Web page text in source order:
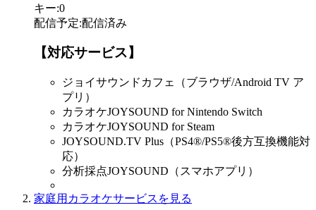
キー:0
配信予定:配信済み
【対応サービス】
ジョイサウンドカフェ（ブラウザ/Android TV ア
プリ）
カラオケJOYSOUND for Nintendo Switch
カラオケJOYSOUND for Steam
JOYSOUND.TV Plus（PS4®/PS5®後方互換機能対
応）
分析採点JOYSOUND（スマホアプリ）
家庭用カラオケサービスを見る